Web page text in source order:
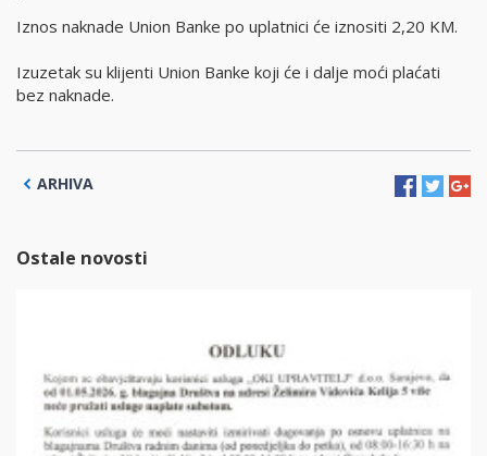
Iznos naknade Union Banke po uplatnici će iznositi 2,20 KM.
Izuzetak su klijenti Union Banke koji će i dalje moći plaćati
bez naknade.
ARHIVA
Ostale novosti